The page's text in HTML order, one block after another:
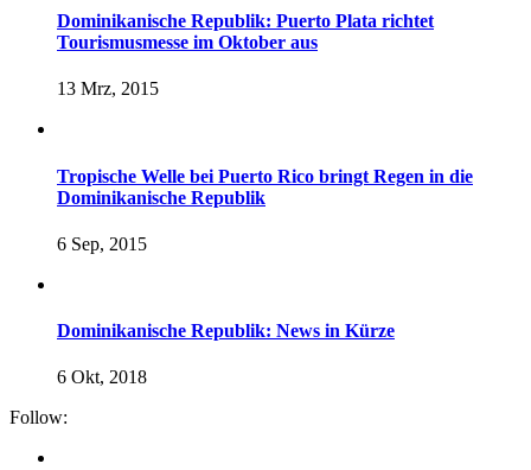
Dominikanische Republik: Puerto Plata richtet
Tourismusmesse im Oktober aus
13 Mrz, 2015
Tropische Welle bei Puerto Rico bringt Regen in die
Dominikanische Republik
6 Sep, 2015
Dominikanische Republik: News in Kürze
6 Okt, 2018
Follow: